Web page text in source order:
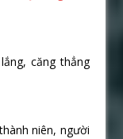
căng thẳng
niên, người